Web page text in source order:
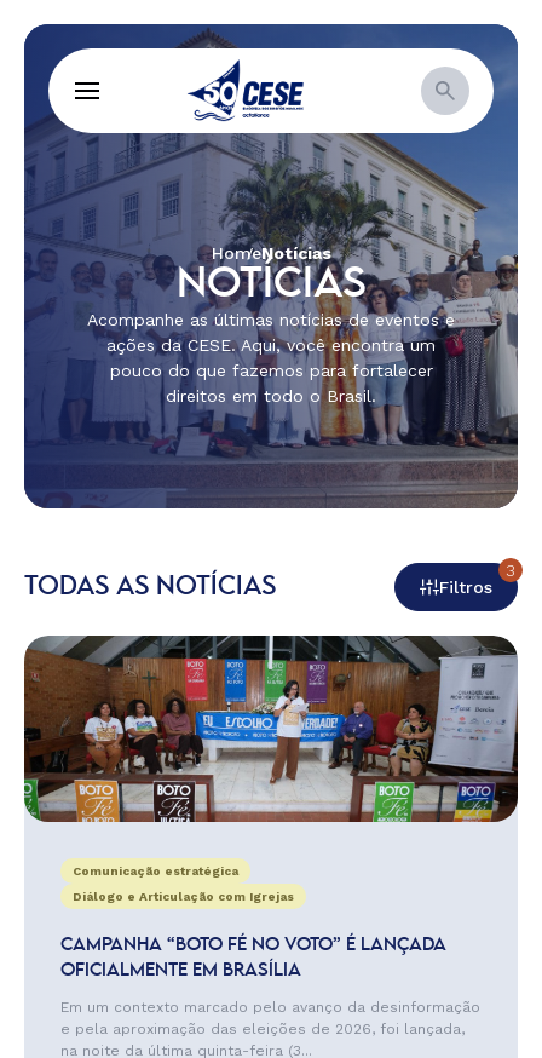
HomeNotícias
NOTÍCIAS
Acompanhe as últimas notícias de eventos e
ações da CESE. Aqui, você encontra um
pouco do que fazemos para fortalecer
direitos em todo o Brasil.
TODAS AS NOTÍCIAS Filtros
3
Comunicação estratégica
Diálogo e Articulação com Igrejas
CAMPANHA “BOTO FÉ NO VOTO” É LANÇADA
OFICIALMENTE EM BRASÍLIA
Em um contexto marcado pelo avanço da desinformação
e pela aproximação das eleições de 2026, foi lançada,
na noite da última quinta-feira (3...